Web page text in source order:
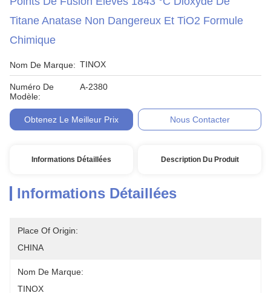
Titane Anatase Non Dangereux Et TiO2 Formule
Chimique
Nom De Marque: TINOX
Numéro De
Modèle:
A-2380
Obtenez Le Meilleur Prix Nous Contacter
Informations Détaillées Description Du Produit
Informations Détaillées
Place Of Origin:
CHINA
Nom De Marque:
TINOX